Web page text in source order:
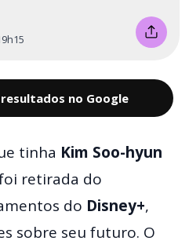
no Google
tinha Kim Soo-hyun
retirada do
do Disney+,
sobre seu futuro. O